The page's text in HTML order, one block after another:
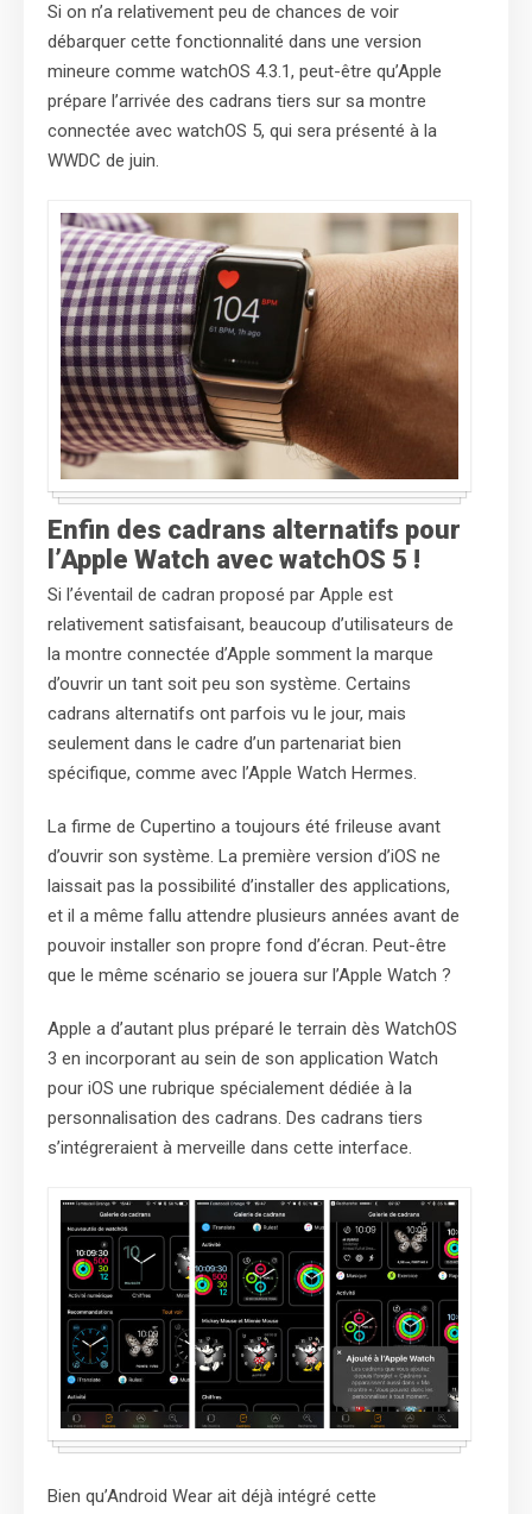
Si on n’a relativement peu de chances de voir
débarquer cette fonctionnalité dans une version
mineure comme watchOS 4.3.1, peut-être qu’Apple
prépare l’arrivée des cadrans tiers sur sa montre
connectée avec watchOS 5, qui sera présenté à la
WWDC de juin.
Enfin des cadrans alternatifs pour
l’Apple Watch avec watchOS 5 !
Si l’éventail de cadran proposé par Apple est
relativement satisfaisant, beaucoup d’utilisateurs de
la montre connectée d’Apple somment la marque
d’ouvrir un tant soit peu son système. Certains
cadrans alternatifs ont parfois vu le jour, mais
seulement dans le cadre d’un partenariat bien
spécifique, comme avec l’Apple Watch Hermes.
La firme de Cupertino a toujours été frileuse avant
d’ouvrir son système. La première version d’iOS ne
laissait pas la possibilité d’installer des applications,
et il a même fallu attendre plusieurs années avant de
pouvoir installer son propre fond d’écran. Peut-être
que le même scénario se jouera sur l’Apple Watch ?
Apple a d’autant plus préparé le terrain dès WatchOS
3 en incorporant au sein de son application Watch
pour iOS une rubrique spécialement dédiée à la
personnalisation des cadrans. Des cadrans tiers
s’intégreraient à merveille dans cette interface.
Bien qu’Android Wear ait déjà intégré cette